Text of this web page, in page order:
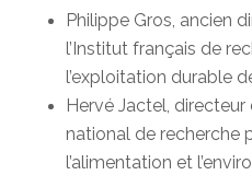
Philippe Gros, ancien
l’Institut français de
l’exploitation durable
Hervé Jactel, directeur
national de recherche
l’alimentation et